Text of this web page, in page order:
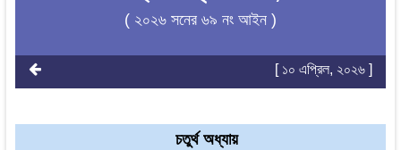
( ২০২৬ সনের ৬৯ নং আইন )
[ ১০ এপ্রিল, ২০২৬ ]
চতুর্থ অধ্যায়